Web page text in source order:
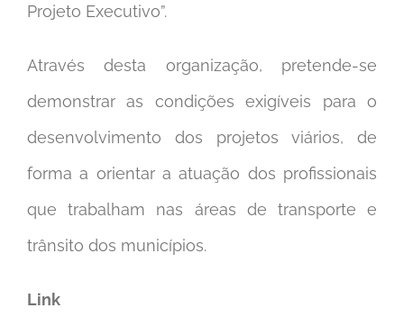
Projeto Executivo”.
Através desta organização, pretende-se
demonstrar as condições exigíveis para o
desenvolvimento dos projetos viários, de
forma a orientar a atuação dos profissionais
que trabalham nas áreas de transporte e
trânsito dos municípios.
Link